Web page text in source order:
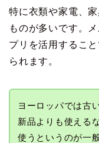
特に衣類や家電、
ものが多いです。
プリを活用するこ
られます。
ヨーロッパでは古
新品よりも使える
使うというのが一